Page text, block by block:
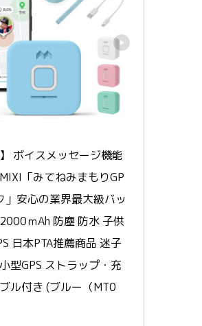
】 ボイスメッセージ機能
「みてねみまもりGP
」安心の業界最大級バッ
ｍAh 防塵 防水 子供
日本PTA推薦商品 迷子
型GPS ストラップ・充
ル付き (ブルー（MT0